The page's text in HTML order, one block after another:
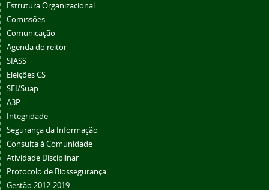
Estrutura Organizacional
Comissões
Comunicação
Agenda do reitor
SIASS
Eleições CS
SEI/Suap
A3P
Integridade
Segurança da Informação
Consulta à Comunidade
Atividade Disciplinar
Protocolo de Biossegurança
Gestão 2012-2019